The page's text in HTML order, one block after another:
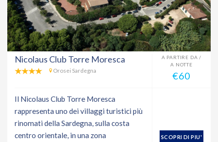
Nicolaus Club Torre Moresca
Orosei Sardegna
A PARTIRE DA /
A NOTTE
€60
Il Nicolaus Club Torre Moresca
rappresenta uno dei villaggi turistici più
rinomati della Sardegna, sulla costa
centro orientale, in una zona
SCOPRI DI PIU'